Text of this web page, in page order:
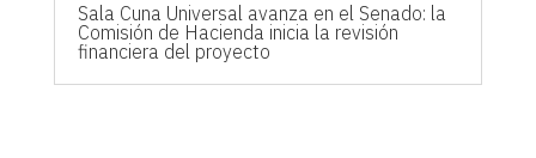
Sala Cuna Universal avanza en el Senado: la
Comisión de Hacienda inicia la revisión
financiera del proyecto